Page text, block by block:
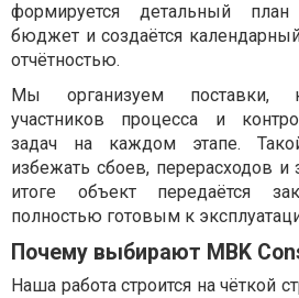
формируется детальный план
бюджет и создаётся
отчётностью.
Мы организуем поставки,
участников процесса и
задач на каждом этапе.
избежать сбоев, перерасходов и
итоге объект передаётся
полностью готовым к
Почему выбирают MBK
Наша работа строится на чёткой